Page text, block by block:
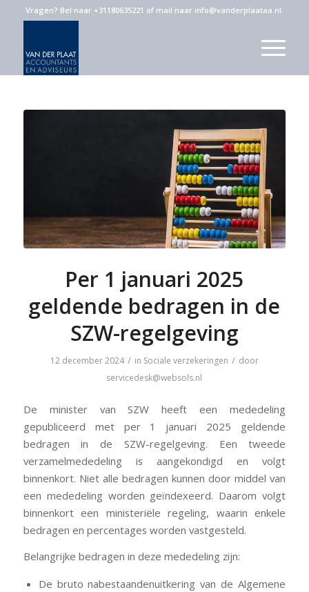
Vragen? Bel naar +31180635221 of mail naar info@vanderplaataa.nl.
Per 1 januari 2025
geldende bedragen in de
SZW-regelgeving
12 december 2024 / in Sociale verzekeringen / door
servicedesk@websols.nl
De minister van SZW heeft een mededeling
gepubliceerd met per 1 januari 2025 geldende
bedragen in de SZW-regelgeving. Een tweede
verzamelmededeling is aangekondigd en volgt
binnenkort. Niet alle bedragen kunnen door middel van
een mededeling worden geïndexeerd. Daarom volgt
binnenkort een ministeriële regeling, waarin enkele
bedragen en percentages worden vastgesteld.
Belangrijke bedragen in deze mededeling zijn:
De bruto nabestaandenuitkering van de Algemene